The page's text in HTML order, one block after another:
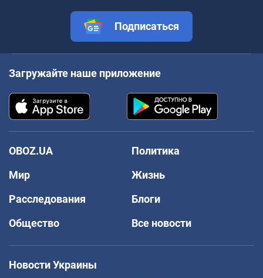
Подписаться
Загружайте наше приложение
OBOZ.UA
Политика
Мир
Жизнь
Расследования
Блоги
Общество
Все новости
Новости Украины